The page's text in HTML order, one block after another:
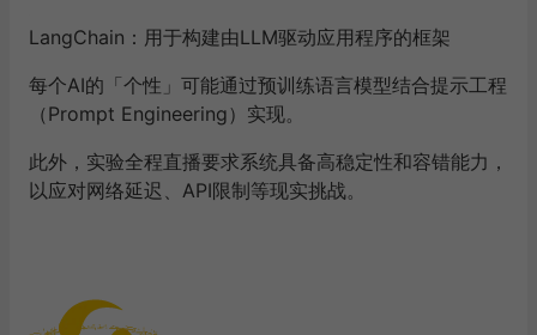
LangChain：用于构建由LLM驱动应用程序的框架
每个AI的「个性」可能通过预训练语言模型结合提示工程
（Prompt Engineering）实现。
此外，实验全程直播要求系统具备高稳定性和容错能力，
以应对网络延迟、API限制等现实挑战。